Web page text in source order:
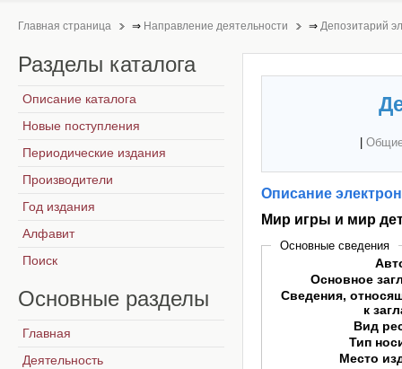
Главная страница ⇒ Направление деятельности ⇒ Депозитарий
Описание
Мир игры и мир
Основные сведения
Основное
Сведения,
к
Вид
Тип
Место
Разделы каталога
Описание каталога
Новые поступления
Периодические издания
Производители
Год издания
Алфавит
Поиск
Основные разделы
Главная
Деятельность